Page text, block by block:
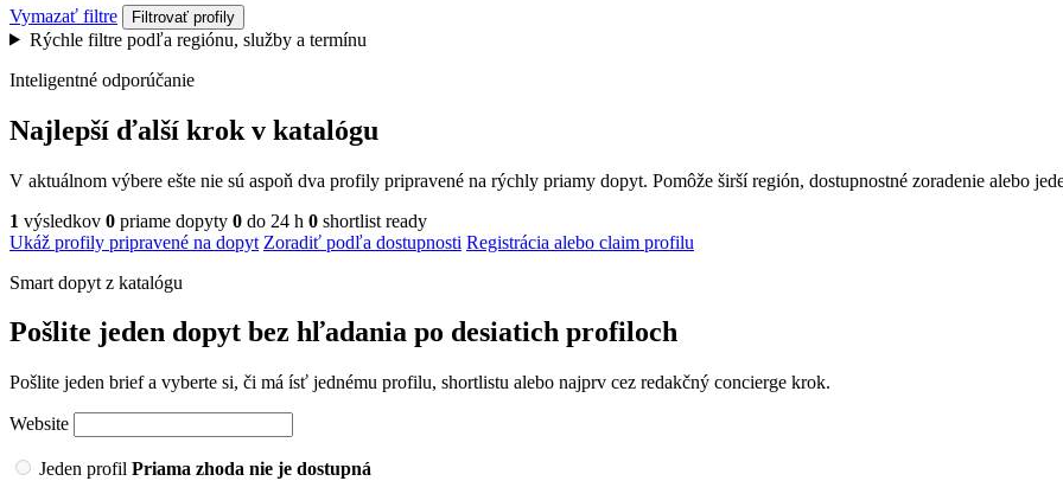
Vymazať filtre Filtrovať profily
Rýchle filtre podľa regiónu, služby a termínu
Inteligentné odporúčanie
Najlepší ďalší krok v katalógu
V aktuálnom výbere ešte nie sú aspoň dva profily pripravené na rýchly priamy dopyt. Pomôže širší región, dostupnostné zoradenie alebo
1 výsledkov 0 priame dopyty 0 do 24 h 0 shortlist ready
Ukáž profily pripravené na dopyt Zoradiť podľa dostupnosti Registrácia alebo claim profilu
Smart dopyt z katalógu
Pošlite jeden dopyt bez hľadania po desiatich profiloch
Pošlite jeden brief a vyberte si, či má ísť jednému profilu, shortlistu alebo najprv cez redakčný concierge krok.
Website
Jeden profil Priama zhoda nie je dostupná